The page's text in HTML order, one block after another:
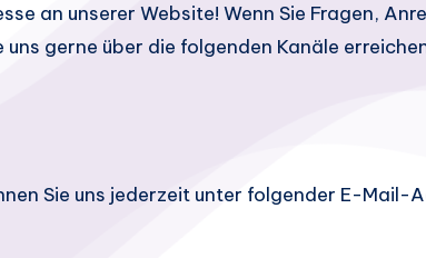
an unserer Website! Wenn Sie Fragen,
uns gerne über die folgenden Kanäle
Sie uns jederzeit unter folgender E-Mail-